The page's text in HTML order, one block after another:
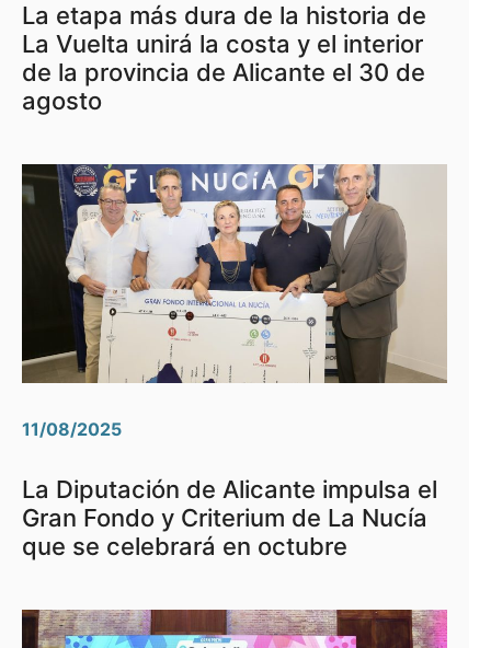
La etapa más dura de la historia de
La Vuelta unirá la costa y el interior
de la provincia de Alicante el 30 de
agosto
11/08/2025
La Diputación de Alicante impulsa el
Gran Fondo y Criterium de La Nucía
que se celebrará en octubre